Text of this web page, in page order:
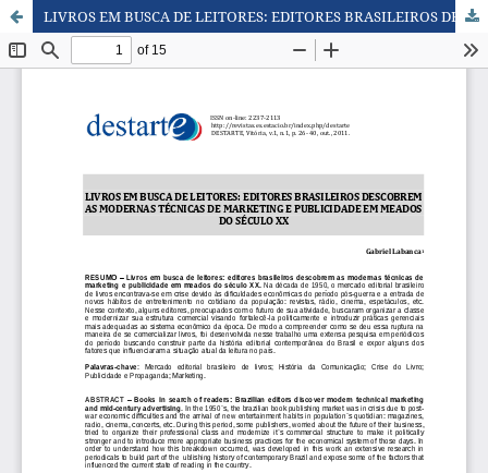
LIVROS EM BUSCA DE LEITORES: EDITORES BRASILEIROS DESCOBREM AS MODERNAS TÉCNICAS DE MARKETING E PUBLICIDADE EM MEADOS DO SÉCULO XX